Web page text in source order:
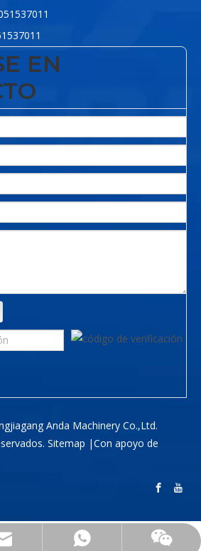
+86-18051537011
china.com
+86-18051537011
EN
Anda Machinery Co.,Ltd.
Sitemap |Con apoyo de